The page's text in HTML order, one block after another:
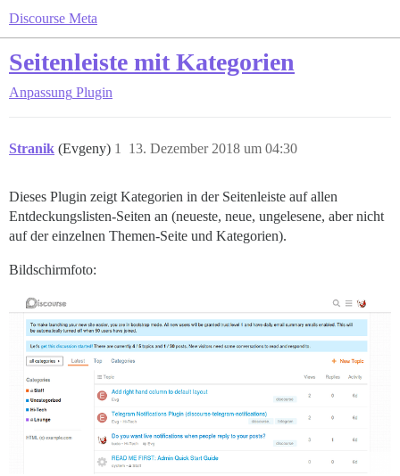
Discourse Meta
Seitenleiste mit Kategorien
Anpassung Plugin
Stranik (Evgeny) 13. Dezember 2018 um 04:30
1
Dieses Plugin zeigt Kategorien in der Seitenleiste auf allen
Entdeckungslisten-Seiten an (neueste, neue, ungelesene, aber nicht
auf der einzelnen Themen-Seite und Kategorien).
Bildschirmfoto: